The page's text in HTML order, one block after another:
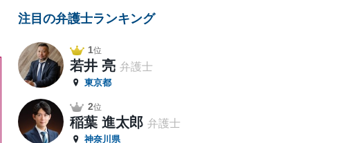
注目の弁護士ランキング
1位
若井 亮 弁護士
東京都
2位
稲葉 進太郎 弁護士
神奈川県